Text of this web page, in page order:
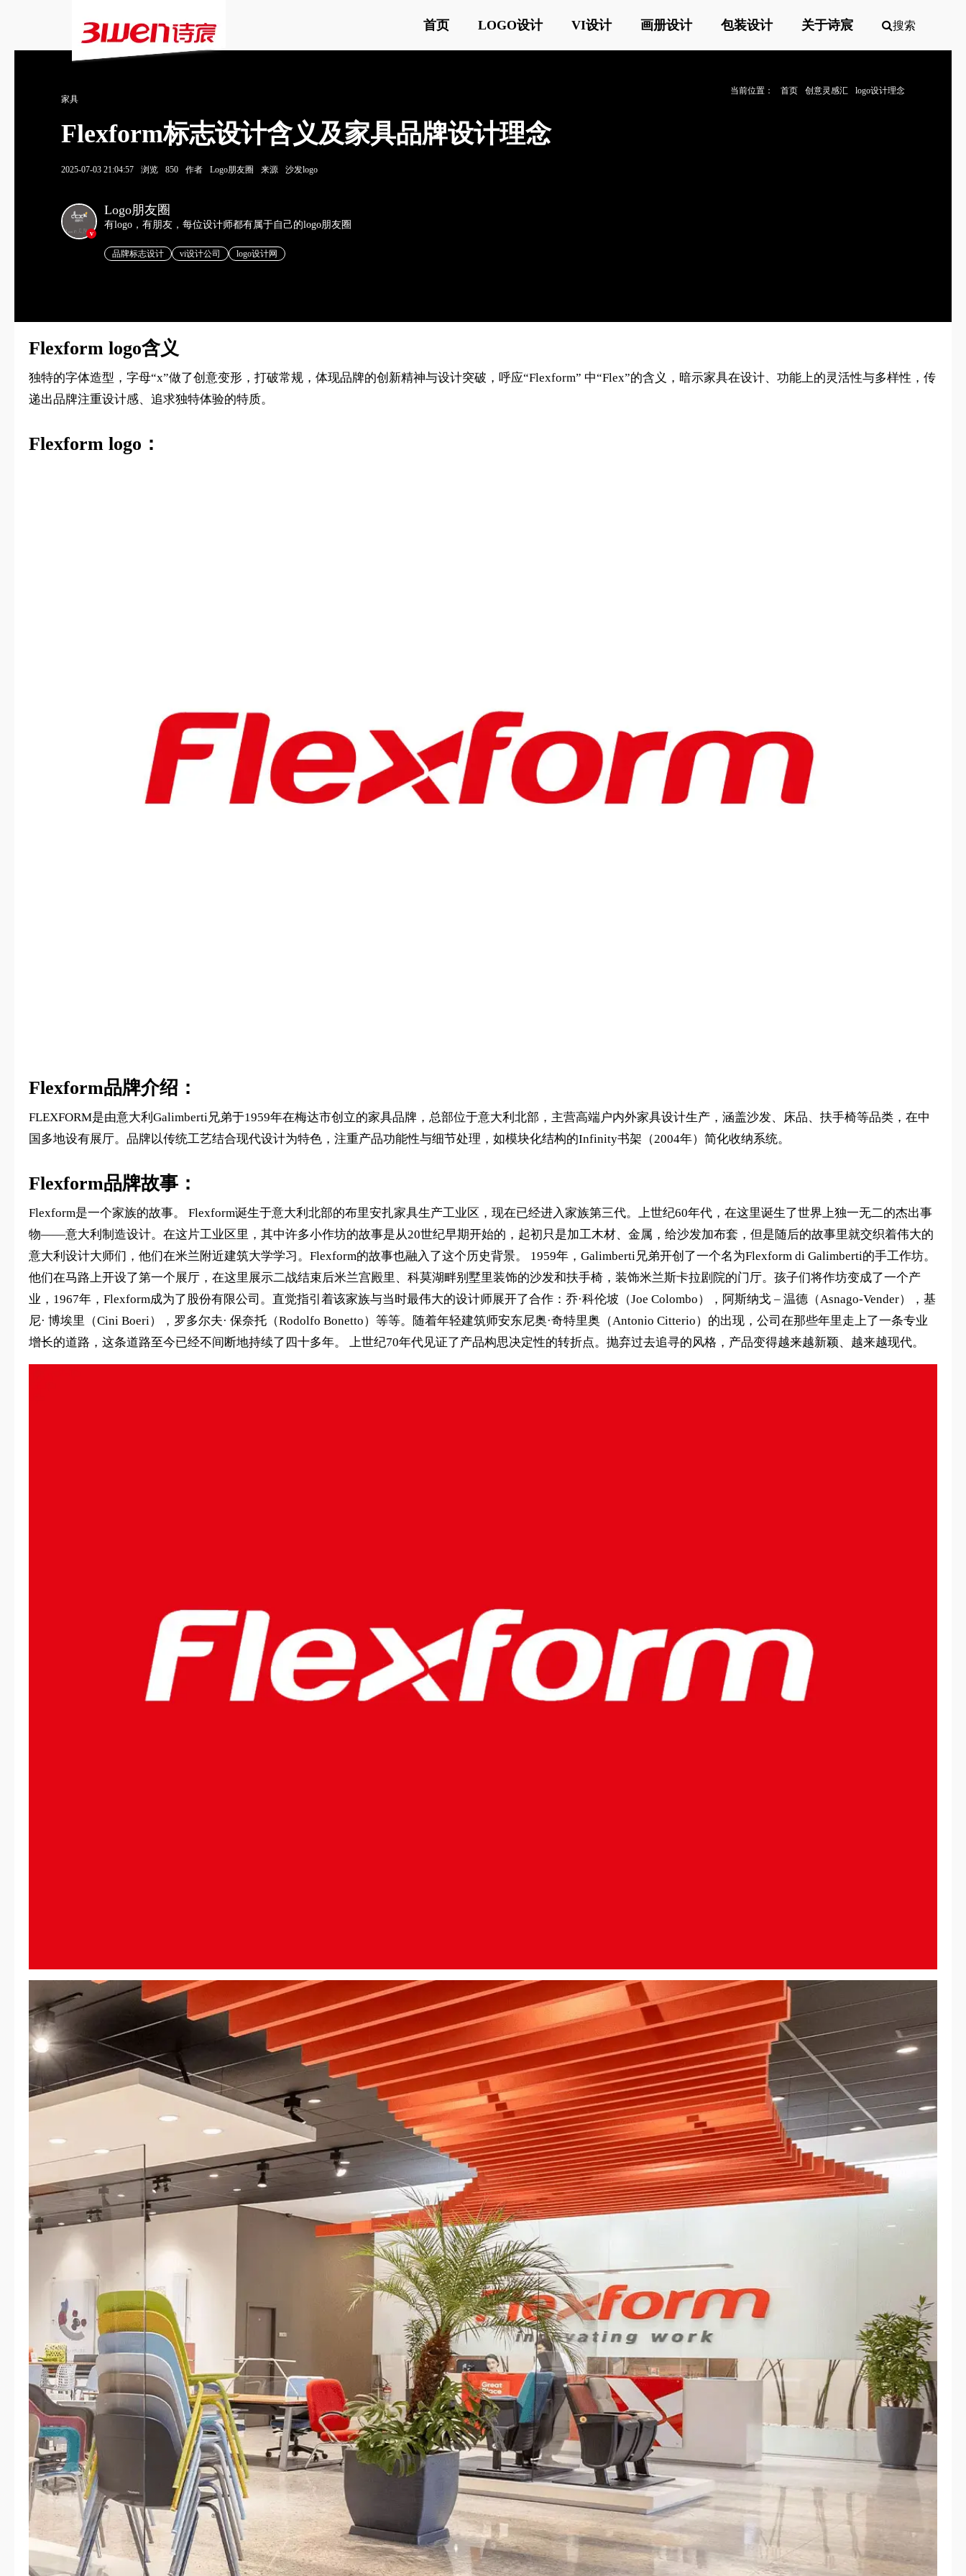
首页 LOGO设计 VI设计 画册设计 包装设计 关于诗宸 搜索
当前位置： 首页 创意灵感汇
logo设计理念
家具
Flexform标志设计含义及家具品牌设计理念
2025-07-03 21:04:57 浏览 850 作者 Logo朋友圈 来源 沙发logo
v
Logo朋友圈
有logo，有朋友，每位设计师都有属于自己的logo朋友圈
品牌标志设计 vi设计公司 logo设计网
Flexform logo含义
独特的字体造型，字母“x”做了创意变形，打破常规，体现品牌的创新精神与设计突破，呼应“Flexform” 中“Flex”的含义，暗示家具在设计、功能上的灵活性与多样性，传
递出品牌注重设计感、追求独特体验的特质。
Flexform logo：
Flexform品牌介绍：
FLEXFORM是由意大利Galimberti兄弟于1959年在梅达市创立的家具品牌，总部位于意大利北部，主营高端户内外家具设计生产，涵盖沙发、床品、扶手椅等品类，在中
国多地设有展厅。品牌以传统工艺结合现代设计为特色，注重产品功能性与细节处理，如模块化结构的Infinity书架（2004年）简化收纳系统。
Flexform品牌故事：
Flexform是一个家族的故事。 Flexform诞生于意大利北部的布里安扎家具生产工业区，现在已经进入家族第三代。上世纪60年代，在这里诞生了世界上独一无二的杰出事
物——意大利制造设计。在这片工业区里，其中许多小作坊的故事是从20世纪早期开始的，起初只是加工木材、金属，给沙发加布套，但是随后的故事里就交织着伟大的
意大利设计大师们，他们在米兰附近建筑大学学习。Flexform的故事也融入了这个历史背景。 1959年，Galimberti兄弟开创了一个名为Flexform di Galimberti的手工作坊。
他们在马路上开设了第一个展厅，在这里展示二战结束后米兰宫殿里、科莫湖畔别墅里装饰的沙发和扶手椅，装饰米兰斯卡拉剧院的门厅。孩子们将作坊变成了一个产
业，1967年，Flexform成为了股份有限公司。直觉指引着该家族与当时最伟大的设计师展开了合作：乔·科伦坡（Joe Colombo），阿斯纳戈 – 温德（Asnago-Vender），基
尼· 博埃里（Cini Boeri），罗多尔夫· 保奈托（Rodolfo Bonetto）等等。随着年轻建筑师安东尼奥·奇特里奥（Antonio Citterio）的出现，公司在那些年里走上了一条专业
增长的道路，这条道路至今已经不间断地持续了四十多年。 上世纪70年代见证了产品构思决定性的转折点。抛弃过去追寻的风格，产品变得越来越新颖、越来越现代。